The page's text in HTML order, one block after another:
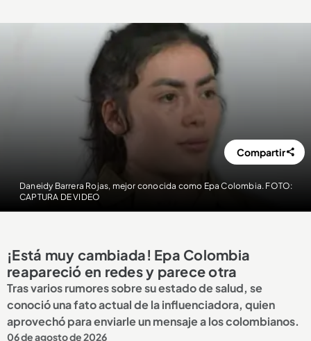
Daneidy Barrera Rojas, mejor conocida como Epa Colombia. FOTO:
CAPTURA DE VIDEO
Compartir
¡Está muy cambiada! Epa Colombia
reapareció en redes y parece otra
Tras varios rumores sobre su estado de salud, se
conoció una fato actual de la influenciadora, quien
aprovechó para enviarle un mensaje a los colombianos.
06 de agosto de 2026